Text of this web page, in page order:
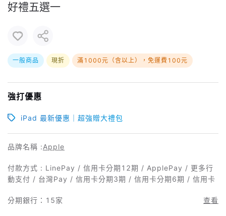
好禮五選一
一般商品 現折 滿1000元（含以上），免運費100元
強打優惠
iPad 最新優惠｜超強贈大禮包
品牌名稱 :Apple
付款方式 : LinePay / 信用卡分期12期 / ApplePay / 更多行
動支付 / 台灣Pay / 信用卡分期3期 / 信用卡分期6期 / 信用卡
分期銀行： 15家 查看